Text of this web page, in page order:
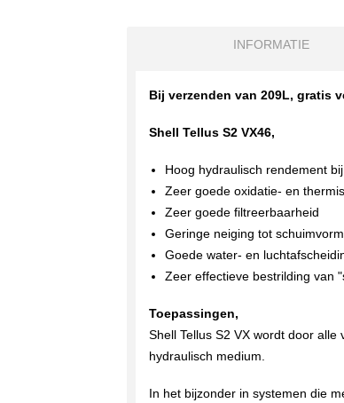
INFORMATIE
Bij verzenden van 209L, gratis
Shell Tellus S2 VX46,
Hoog hydraulisch rendement
Zeer goede oxidatie- en
Zeer goede filtreerbaarheid
Geringe neiging tot
Goede water- en
Zeer effectieve bestrilding van
Toepassingen,
Shell Tellus S2 VX wordt door
hydraulisch medium.
In het bijzonder in systemen die